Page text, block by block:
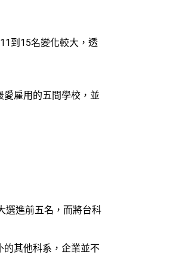
到15名變化較大，透
雇用的五間學校，並
選進前五名，而將台科
的其他科系，企業並不